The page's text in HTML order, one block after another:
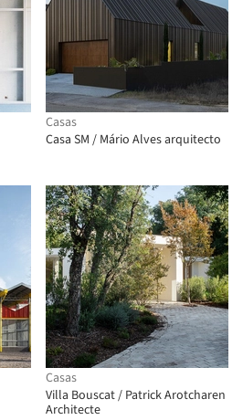
Casas
Casa SM / Mário Alves arquitecto
Casas
Villa Bouscat / Patrick Arotcharen
Architecte